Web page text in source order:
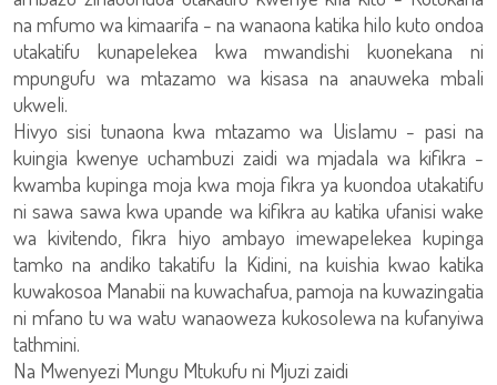
na mfumo wa kimaarifa - na wanaona katika hilo kuto ondoa
utakatifu kunapelekea kwa mwandishi kuonekana ni
mpungufu wa mtazamo wa kisasa na anauweka mbali
ukweli.
Hivyo sisi tunaona kwa mtazamo wa Uislamu - pasi na
kuingia kwenye uchambuzi zaidi wa mjadala wa kifikra -
kwamba kupinga moja kwa moja fikra ya kuondoa utakatifu
ni sawa sawa kwa upande wa kifikra au katika ufanisi wake
wa kivitendo, fikra hiyo ambayo imewapelekea kupinga
tamko na andiko takatifu la Kidini, na kuishia kwao katika
kuwakosoa Manabii na kuwachafua, pamoja na kuwazingatia
ni mfano tu wa watu wanaoweza kukosolewa na kufanyiwa
tathmini.
Na Mwenyezi Mungu Mtukufu ni Mjuzi zaidi